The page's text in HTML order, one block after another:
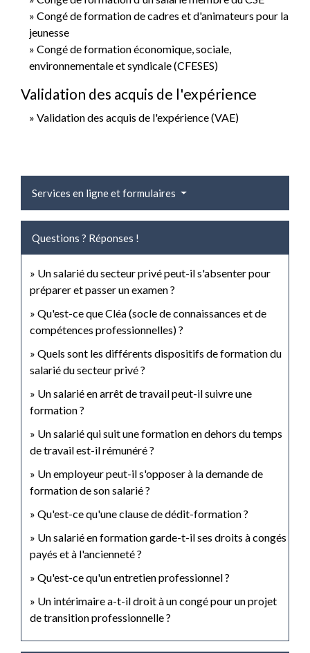
Congé de formation de cadres et d'animateurs pour la
jeunesse
Congé de formation économique, sociale,
environnementale et syndicale (CFESES)
Validation des acquis de l'expérience
Validation des acquis de l'expérience (VAE)
Services en ligne et formulaires
Questions ? Réponses !
Un salarié du secteur privé peut-il s'absenter pour
préparer et passer un examen ?
Qu'est-ce que Cléa (socle de connaissances et de
compétences professionnelles) ?
Quels sont les différents dispositifs de formation du
salarié du secteur privé ?
Un salarié en arrêt de travail peut-il suivre une
formation ?
Un salarié qui suit une formation en dehors du temps
de travail est-il rémunéré ?
Un employeur peut-il s'opposer à la demande de
formation de son salarié ?
Qu'est-ce qu'une clause de dédit-formation ?
Un salarié en formation garde-t-il ses droits à congés
payés et à l'ancienneté ?
Qu'est-ce qu'un entretien professionnel ?
Un intérimaire a-t-il droit à un congé pour un projet
de transition professionnelle ?